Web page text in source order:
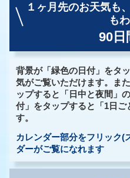
１ヶ月先のお天気も、
も
90日
背景が「緑色の日付」をタ
気がご覧いただけます。ま
ップすると「日中と夜間」
付」をタップすると「1日ご
す。
カレンダー部分をフリック(
ダーがご覧になれます